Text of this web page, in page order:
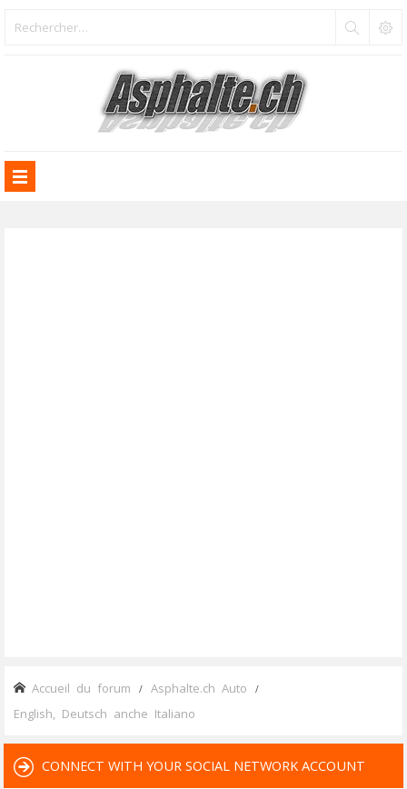
Accueil du forum Asphalte.ch Auto
English, Deutsch anche Italiano
CONNECT WITH YOUR SOCIAL NETWORK ACCOUNT